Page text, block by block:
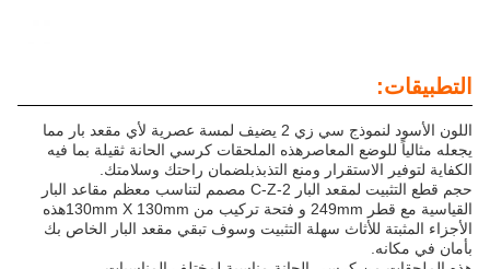
التطبيقات:
اللون الأسود لنموذج سي زي 2 يضيف لمسة عصرية لأي مقعد بار مما
يجعله مثالياً للوضع المعاصرهذه الملحقات كرسي الحانة ثقيلة بما فيه
الكفاية لتوفير الاستقرار ومنع التذبذبلضمان راحتك وسلامتك.
حجم قطع التثبيت لمقعد البار C-Z-2 مصمم لتناسب معظم مقاعد البار
القياسية مع قطر 249mm و فتحة تركيب من 130mm X 130mmهذه
الأجزاء المثبتة للأثاث سهلة التثبيت وسوف تبقي مقعد البار الخاص بك
بأمان في مكانه.